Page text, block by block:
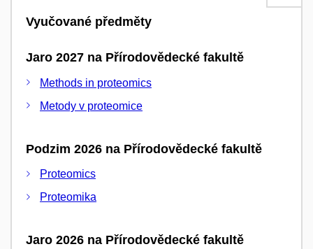
Vyučované předměty
Jaro 2027 na Přírodovědecké fakultě
Methods in proteomics
Metody v proteomice
Podzim 2026 na Přírodovědecké fakultě
Proteomics
Proteomika
Jaro 2026 na Přírodovědecké fakultě